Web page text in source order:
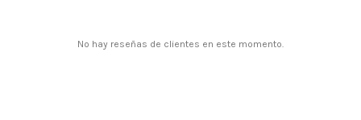
No hay reseñas de clientes en este momento.